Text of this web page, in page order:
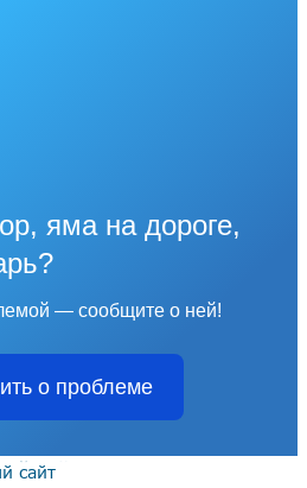
яма на дороге,
— сообщите о ней!
о проблеме